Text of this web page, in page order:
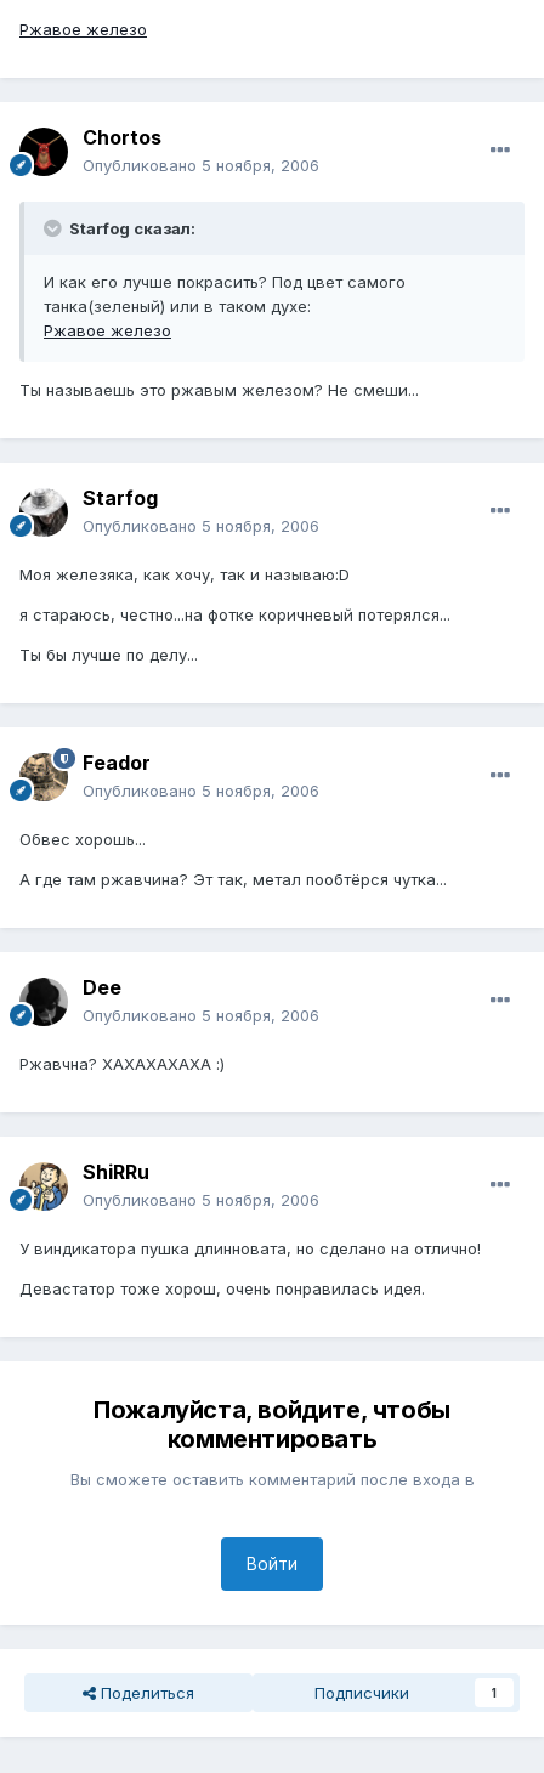
Ржавое железо
Chortos
Опубликовано 5 ноября, 2006
Starfog сказал:
И как его лучше покрасить? Под цвет самого
танка(зеленый) или в таком духе:
Ржавое железо
Ты называешь это ржавым железом? Не смеши...
Starfog
Опубликовано 5 ноября, 2006
Моя железяка, как хочу, так и называю:D
я стараюсь, честно...на фотке коричневый потерялся...
Ты бы лучше по делу...
Feador
Опубликовано 5 ноября, 2006
Обвес хорошь...
А где там ржавчина? Эт так, метал пообтёрся чутка...
Dee
Опубликовано 5 ноября, 2006
Ржавчна? ХАХАХАХАХА :)
ShiRRu
Опубликовано 5 ноября, 2006
У виндикатора пушка длинновата, но сделано на отлично!
Девастатор тоже хорош, очень понравилась идея.
Пожалуйста, войдите, чтобы
комментировать
Вы сможете оставить комментарий после входа в
Войти
Поделиться Подписчики 1